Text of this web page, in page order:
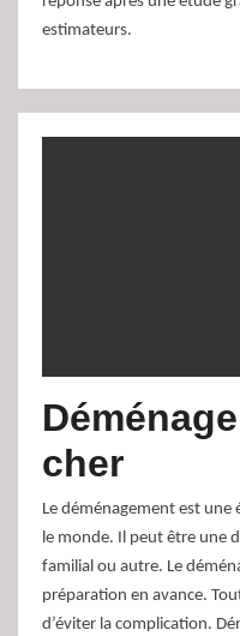
estimateurs.
cher
Le déménagement est
le monde. Il peut être une
familial ou autre. Le
préparation en avance.
d’éviter la complication.